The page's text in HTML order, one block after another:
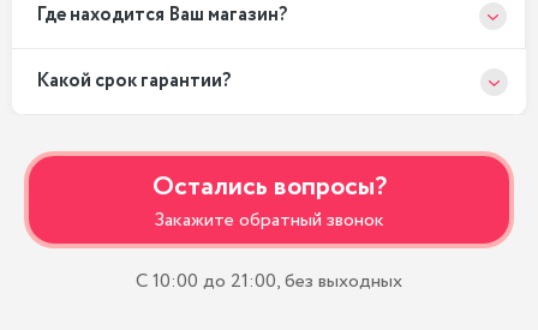
Где находится Ваш магазин?
Какой срок гарантии?
Остались вопросы?
Закажите обратный звонок
С 10:00 до 21:00, без выходных